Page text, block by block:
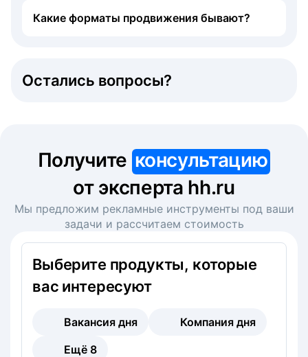
Какие форматы продвижения бывают?
Остались вопросы?
Получите консультацию
от эксперта hh.ru
Мы предложим рекламные инструменты под ваши
задачи и рассчитаем стоимость
Выберите продукты, которые
вас интересуют
Вакансия дня
Компания дня
Ещё 8